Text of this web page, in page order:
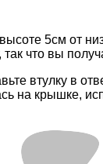
5см от
что вы
втулку в
на крышке,